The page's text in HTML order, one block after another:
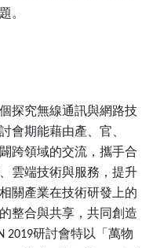
。
探究無線通訊與網路技
會期能藉由產、官、
跨領域的交流，攜手合
雲端技術與服務，提升
關產業在技術研發上的
整合與共享，共同創造
2019研討會特以「萬物